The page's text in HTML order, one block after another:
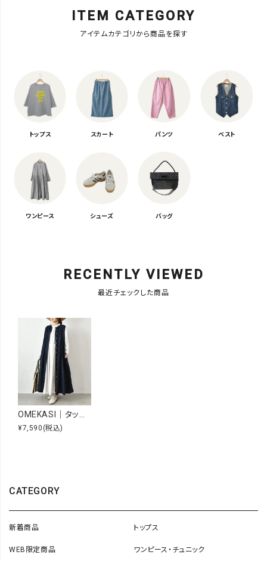
ITEM CATEGORY
アイテムカテゴリから商品を探す
トップス スカート パンツ ベスト
ワンピース シューズ バッグ
RECENTLY VIEWED
最近チェックした商品
OMEKASI｜タック前開きワンピース [[hag-111]][C]
¥7,590 (税込)
CATEGORY
新着商品
WEB限定商品
トップス
ワンピース・チュニック